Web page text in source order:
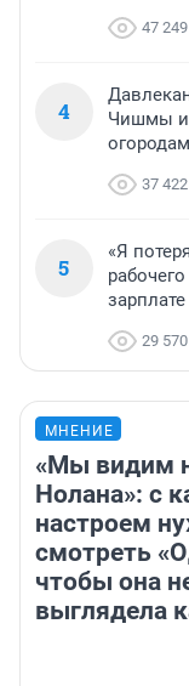
47 249
4
Чишмы и
37 422
5
«Я
29 570
МНЕНИЕ
«Мы видим
Нолана»: с
настроем
смотреть
чтобы она
выглядела